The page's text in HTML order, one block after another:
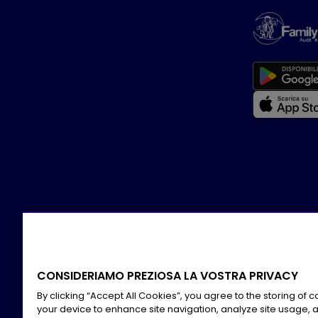
CONSIDERIAMO PREZIOSA LA VOSTRA PRIVACY
By clicking “Accept All Cookies”, you agree to the storing of
your device to enhance site navigation, analyze site usage,